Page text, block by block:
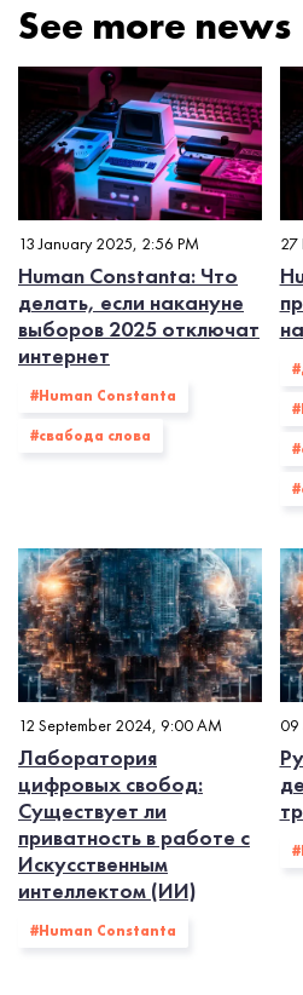
See more news
13 January 2025, 2:56 PM
Human Constanta: Что
делать, если накануне
выборов 2025 отключат
интернет
#Human Constanta
#свабода слова
27
12 September 2024, 9:00 AM
Лаборатория
цифровых свобод:
Существует ли
приватность в работе с
Искусственным
интеллектом (ИИ)
#Human Constanta
09